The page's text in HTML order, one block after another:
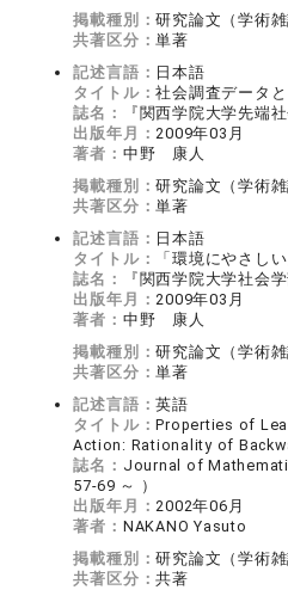
掲載種別：研究論文（学術雑
共著区分：単著
記述言語： 日本語
タイトル：社会調査データ
誌名：
『関西学院大学先端
出版年月：2009年03月
著者： 中野 康人
掲載種別：研究論文（学術雑
共著区分：単著
記述言語： 日本語
タイトル：
「環境にやさし
誌名：
『関西学院大学社会
出版年月：2009年03月
著者： 中野 康人
掲載種別：研究論文（学術雑
共著区分：単著
記述言語：英語
タイトル：Properties of
Action: Rationality of
誌名： Journal of
57-69 ～ ）
出版年月：2002年06月
著者： NAKANO Yasuto
掲載種別：研究論文（学術雑
共著区分：共著